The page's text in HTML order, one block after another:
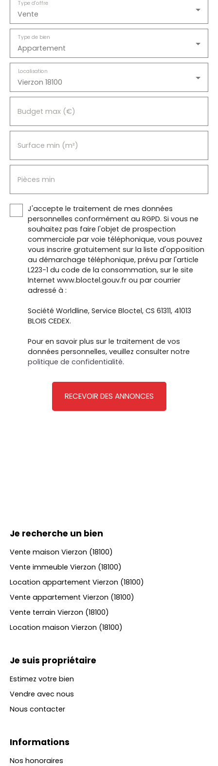
Vente
Type d'offre
Appartement
Type de bien
Vierzon 18100
Localisation
Budget max (€)
Surface min (m²)
Pièces min
J'accepte le traitement de mes données
personnelles conformément au RGPD. Si vous ne
souhaitez pas faire l'objet de prospection
commerciale par voie téléphonique, vous pouvez
vous inscrire gratuitement sur la liste d'opposition
au démarchage téléphonique, prévu par l'article
L223-1 du code de la consommation, sur le site
Internet www.bloctel.gouv.fr ou par courrier
adressé à :
Société Worldline, Service Bloctel, CS 61311, 41013
BLOIS CEDEX.
Pour en savoir plus sur le traitement de vos
données personnelles, veuillez consulter notre
politique de confidentialité.
RECEVOIR DES ANNONCES
Je recherche un bien
Vente maison Vierzon (18100)
Vente immeuble Vierzon (18100)
Location appartement Vierzon (18100)
Vente appartement Vierzon (18100)
Vente terrain Vierzon (18100)
Location maison Vierzon (18100)
Je suis propriétaire
Estimez votre bien
Vendre avec nous
Nous contacter
Informations
Nos honoraires